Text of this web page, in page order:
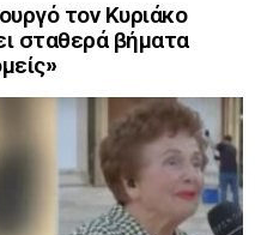
τον Κυριάκο
σταθερά βήματα